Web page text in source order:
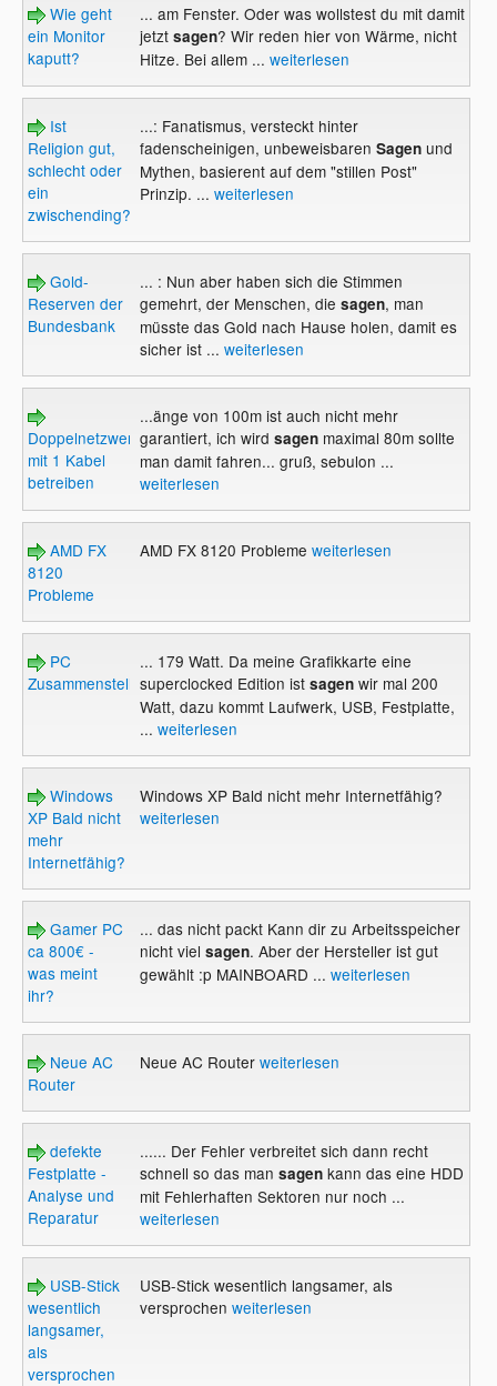
Wie geht
ein Monitor
kaputt?
... am Fenster. Oder was wollstest du mit damit
jetztsagen? Wir reden hier von Wärme, nicht
Hitze. Bei allem ... weiterlesen
Ist
Religion gut,
schlecht oder
ein
zwischending?
...: Fanatismus, versteckt hinter
fadenscheinigen, unbeweisbaren Sagenund
Mythen, basierent auf dem "stillen Post"
Prinzip. ... weiterlesen
Gold-
Reserven der
Bundesbank
... : Nun aber haben sich die Stimmen
gemehrt, der Menschen, die sagen, man
müsste das Gold nach Hause holen, damit es
sicher ist ... weiterlesen
Doppelnetzwerkdose
mit 1 Kabel
betreiben
...änge von 100m ist auch nicht mehr
garantiert, ich wird sagenmaximal 80m sollte
man damit fahren... gruß, sebulon ...
weiterlesen
AMD FX
8120
Probleme
AMD FX 8120 Probleme weiterlesen
PC
Zusammenstellen
... 179 Watt. Da meine Grafikkarte eine
superclocked Edition istsagenwir mal 200
Watt, dazu kommt Laufwerk, USB, Festplatte,
... weiterlesen
Windows
XP Bald nicht
mehr
Internetfähig?
Windows XP Bald nicht mehr Internetfähig?
weiterlesen
Gamer PC
ca 800€ -
was meint
ihr?
... das nicht packt Kann dir zu Arbeitsspeicher
nicht viel sagen. Aber der Hersteller ist gut
gewählt :p MAINBOARD ... weiterlesen
Neue AC
Router
Neue AC Router weiterlesen
defekte
Festplatte -
Analyse und
Reparatur
...... Der Fehler verbreitet sich dann recht
schnell so das man sagenkann das eine HDD
mit Fehlerhaften Sektoren nur noch ...
weiterlesen
USB-Stick
wesentlich
langsamer,
als
versprochen
USB-Stick wesentlich langsamer, als
versprochen weiterlesen